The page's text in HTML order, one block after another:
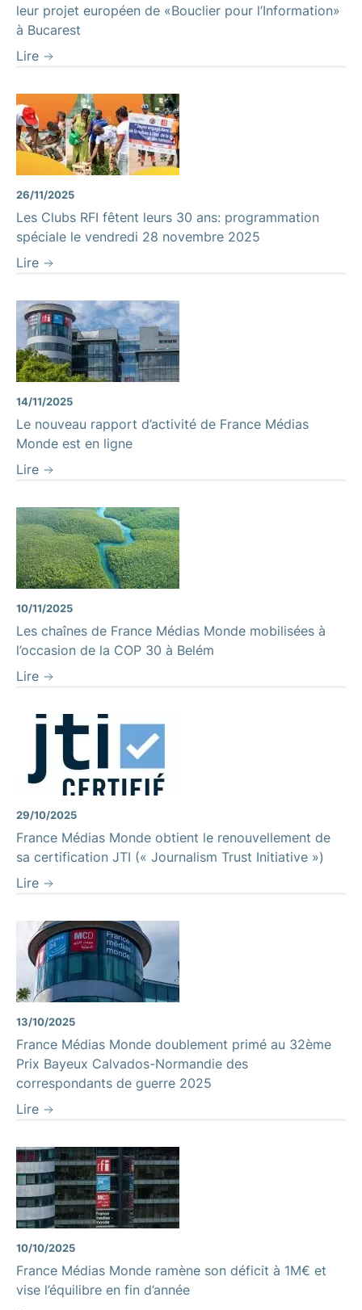
leur projet européen de «Bouclier pour l’Information»
à Bucarest
Lire
26/11/2025
Les Clubs RFI fêtent leurs 30 ans: programmation
spéciale le vendredi 28 novembre 2025
Lire
14/11/2025
Le nouveau rapport d’activité de France Médias
Monde est en ligne
Lire
10/11/2025
Les chaînes de France Médias Monde mobilisées à
l’occasion de la COP 30 à Belém
Lire
29/10/2025
France Médias Monde obtient le renouvellement de
sa certification JTI (« Journalism Trust Initiative »)
Lire
13/10/2025
France Médias Monde doublement primé au 32ème
Prix Bayeux Calvados-Normandie des
correspondants de guerre 2025
Lire
10/10/2025
France Médias Monde ramène son déficit à 1M€ et
vise l’équilibre en fin d’année